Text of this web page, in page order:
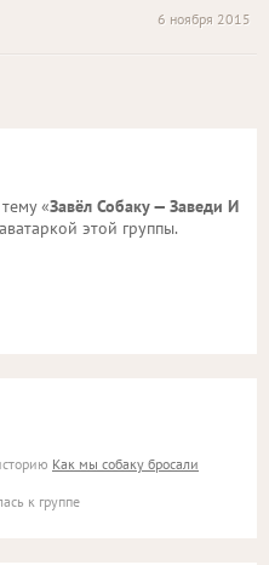
6 ноября 2015
«Завёл Собаку — Заведи И
этой группы.
Как мы собаку бросали
к группе